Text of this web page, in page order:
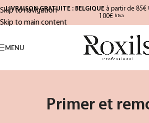
Skip to navigation
Skip to main content
LIVRAISON GRATUITE : BELGIQUE à partir de 85€
100€ htva
MENU
Primer et